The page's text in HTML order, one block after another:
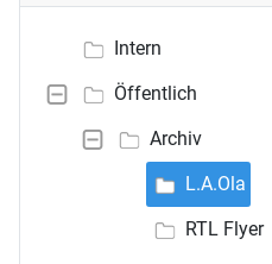
Intern
Öffentlich
Archiv
L.A.Ola
RTL Flyer